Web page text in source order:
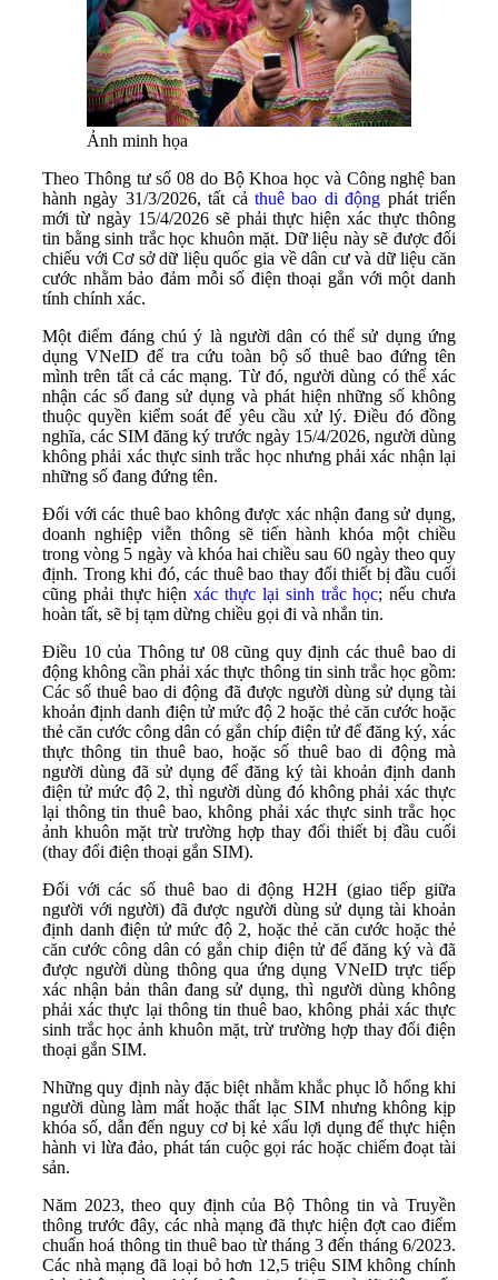
Ảnh minh họa
Theo Thông tư số 08 do Bộ Khoa học và Công nghệ ban
hành ngày 31/3/2026, tất cả thuê bao di động phát triển
mới từ ngày 15/4/2026 sẽ phải thực hiện xác thực thông
tin bằng sinh trắc học khuôn mặt. Dữ liệu này sẽ được đối
chiếu với Cơ sở dữ liệu quốc gia về dân cư và dữ liệu căn
cước nhằm bảo đảm mỗi số điện thoại gắn với một danh
tính chính xác.
Một điểm đáng chú ý là người dân có thể sử dụng ứng
dụng VNeID để tra cứu toàn bộ số thuê bao đứng tên
mình trên tất cả các mạng. Từ đó, người dùng có thể xác
nhận các số đang sử dụng và phát hiện những số không
thuộc quyền kiểm soát để yêu cầu xử lý. Điều đó đồng
nghĩa, các SIM đăng ký trước ngày 15/4/2026, người dùng
không phải xác thực sinh trắc học nhưng phải xác nhận lại
những số đang đứng tên.
Đối với các thuê bao không được xác nhận đang sử dụng,
doanh nghiệp viễn thông sẽ tiến hành khóa một chiều
trong vòng 5 ngày và khóa hai chiều sau 60 ngày theo quy
định. Trong khi đó, các thuê bao thay đổi thiết bị đầu cuối
cũng phải thực hiệnxác thực lại sinh trắc học; nếu chưa
hoàn tất, sẽ bị tạm dừng chiều gọi đi và nhắn tin.
Điều 10 của Thông tư 08 cũng quy định các thuê bao di
động không cần phải xác thực thông tin sinh trắc học gồm:
Các số thuê bao di động đã được người dùng sử dụng tài
khoản định danh điện tử mức độ 2 hoặc thẻ căn cước hoặc
thẻ căn cước công dân có gắn chíp điện tử để đăng ký, xác
thực thông tin thuê bao, hoặc số thuê bao di động mà
người dùng đã sử dụng để đăng ký tài khoản định danh
điện tử mức độ 2, thì người dùng đó không phải xác thực
lại thông tin thuê bao, không phải xác thực sinh trắc học
ảnh khuôn mặt trừ trường hợp thay đổi thiết bị đầu cuối
(thay đổi điện thoại gắn SIM).
Đối với các số thuê bao di động H2H (giao tiếp giữa
người với người) đã được người dùng sử dụng tài khoản
định danh điện tử mức độ 2, hoặc thẻ căn cước hoặc thẻ
căn cước công dân có gắn chip điện tử để đăng ký và đã
được người dùng thông qua ứng dụng VNeID trực tiếp
xác nhận bản thân đang sử dụng, thì người dùng không
phải xác thực lại thông tin thuê bao, không phải xác thực
sinh trắc học ảnh khuôn mặt, trừ trường hợp thay đổi điện
thoại gắn SIM.
Những quy định này đặc biệt nhằm khắc phục lỗ hổng khi
người dùng làm mất hoặc thất lạc SIM nhưng không kịp
khóa số, dẫn đến nguy cơ bị kẻ xấu lợi dụng để thực hiện
hành vi lừa đảo, phát tán cuộc gọi rác hoặc chiếm đoạt tài
sản.
Năm 2023, theo quy định của Bộ Thông tin và Truyền
thông trước đây, các nhà mạng đã thực hiện đợt cao điểm
chuẩn hoá thông tin thuê bao từ tháng 3 đến tháng 6/2023.
Các nhà mạng đã loại bỏ hơn 12,5 triệu SIM không chính